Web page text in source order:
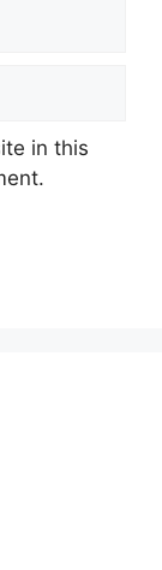
in this